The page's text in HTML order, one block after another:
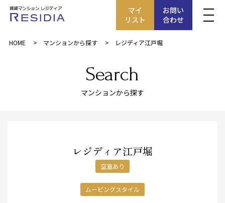
マイ
リスト
お問い
合わせ
HOME マンションから探す レジディア江戸堀
Search
マンションから探す
レジディア江戸堀
空室あり
ムービングスタイル